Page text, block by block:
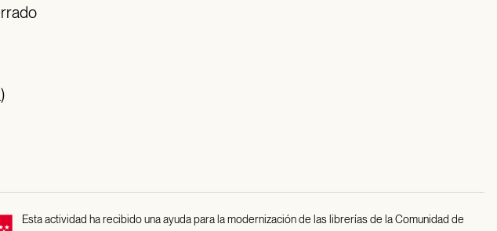
Esta actividad ha recibido una ayuda para la modernización de las librerías de la Comunidad de